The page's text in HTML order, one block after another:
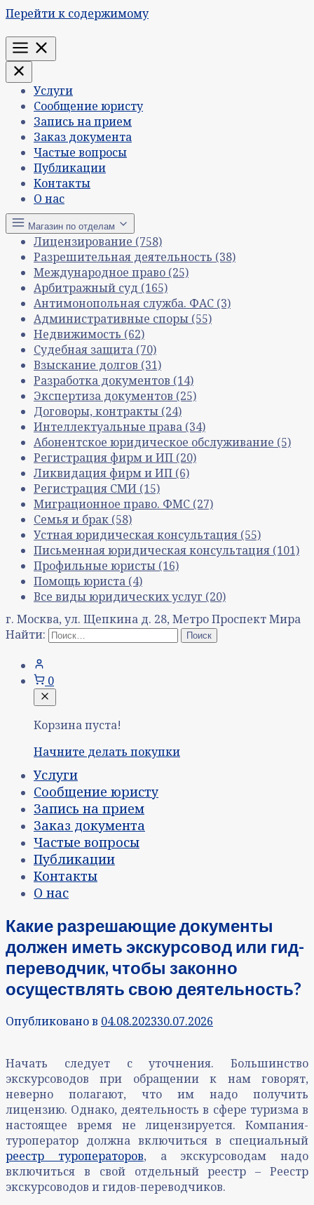
Перейти к содержимому
Меню
Услуги
Сообщение юристу
Запись на прием
Заказ документа
Частые вопросы
Публикации
Контакты
О нас
Магазин по отделам
Лицензирование (758)
Разрешительная деятельность (38)
Международное право (25)
Арбитражный суд (165)
Антимонопольная служба. ФАС (3)
Административные споры (55)
Недвижимость (62)
Судебная защита (70)
Взыскание долгов (31)
Разработка документов (14)
Экспертиза документов (25)
Договоры, контракты (24)
Интеллектуальные права (34)
Абонентское юридическое обслуживание (5)
Регистрация фирм и ИП (20)
Ликвидация фирм и ИП (6)
Регистрация СМИ (15)
Миграционное право. ФМС (27)
Семья и брак (58)
Устная юридическая консультация (55)
Письменная юридическая консультация (101)
Профильные юристы (16)
Помощь юриста (4)
Все виды юридических услуг (20)
г. Москва, ул. Щепкина д. 28, Метро Проспект Мира
Найти:
0
Корзина пуста!
Начните делать покупки
Услуги
Сообщение юристу
Запись на прием
Заказ документа
Частые вопросы
Публикации
Контакты
О нас
Какие разрешающие документы
должен иметь экскурсовод или гид-
переводчик, чтобы законно
осуществлять свою деятельность?
Опубликовано в 04.08.202330.07.2026
Начать следует с уточнения. Большинство
экскурсоводов при обращении к нам говорят,
неверно полагают, что им надо получить
лицензию. Однако, деятельность в сфере туризма в
настоящее время не лицензируется. Компания-
туроператор должна включиться в специальный
реестр туроператоров, а экскурсоводам надо
включиться в свой отдельный реестр – Реестр
экскурсоводов и гидов-переводчиков.